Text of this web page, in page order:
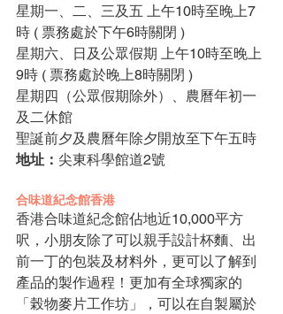
星期一、二、三及五 上午10時至晚上7
時 ( 票務處於下午6時關閉 )
星期六、日及公眾假期 上午10時至晚上
9時 ( 票務處於晚上8時關閉 )
星期四（公眾假期除外）、農曆年初一
及二休館
聖誕前夕及農曆年除夕開放至下午五時
地址： 尖東科學館道2號
合味道紀念館香港
香港合味道紀念館佔地近10,000平方
呎，小朋友除了可以親手設計杯麵、出
前一丁的包裝及材料外，更可以了解到
產品的製作過程！更加有全球獨家的
「榖物麥片工作坊」，可以在自製屬於